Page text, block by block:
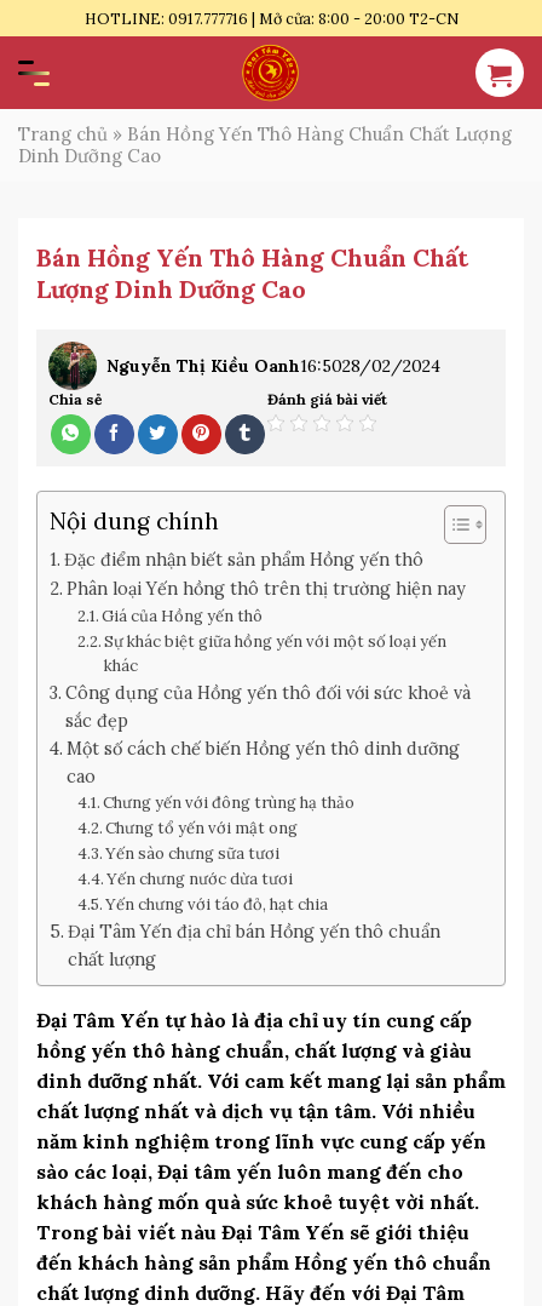
qua
nội
dung
HOTLINE: 0917.777716 | Mở cửa: 8:00 - 20:00 T2-CN
Trang chủ » Bán Hồng Yến Thô Hàng Chuẩn Chất Lượng
Dinh Dưỡng Cao
Bán Hồng Yến Thô Hàng Chuẩn Chất
Lượng Dinh Dưỡng Cao
Nguyễn Thị Kiều Oanh16:5028/02/2024
Chia sẻ Đánh giá bài viết
Nội dung chính
Đặc điểm nhận biết sản phẩm Hồng yến thô
Phân loại Yến hồng thô trên thị trường hiện nay
Giá của Hồng yến thô
Sự khác biệt giữa hồng yến với một số loại yến
khác
Công dụng của Hồng yến thô đối với sức khoẻ và
sắc đẹp
Một số cách chế biến Hồng yến thô dinh dưỡng
cao
Chưng yến với đông trùng hạ thảo
Chưng tổ yến với mật ong
Yến sào chưng sữa tươi
Yến chưng nước dừa tươi
Yến chưng với táo đỏ, hạt chia
Đại Tâm Yến địa chỉ bán Hồng yến thô chuẩn
chất lượng
Đại Tâm Yến tự hào là địa chỉ uy tín cung cấp
hồng yến thô hàng chuẩn, chất lượng và giàu
dinh dưỡng nhất. Với cam kết mang lại sản phẩm
chất lượng nhất và dịch vụ tận tâm. Với nhiều
năm kinh nghiệm trong lĩnh vực cung cấp yến
sào các loại, Đại tâm yến luôn mang đến cho
khách hàng mốn quà sức khoẻ tuyệt vời nhất.
Trong bài viết nàu Đại Tâm Yến sẽ giới thiệu
đến khách hàng sản phẩm Hồng yến thô chuẩn
chất lượng dinh dưỡng. Hãy đến với Đại Tâm